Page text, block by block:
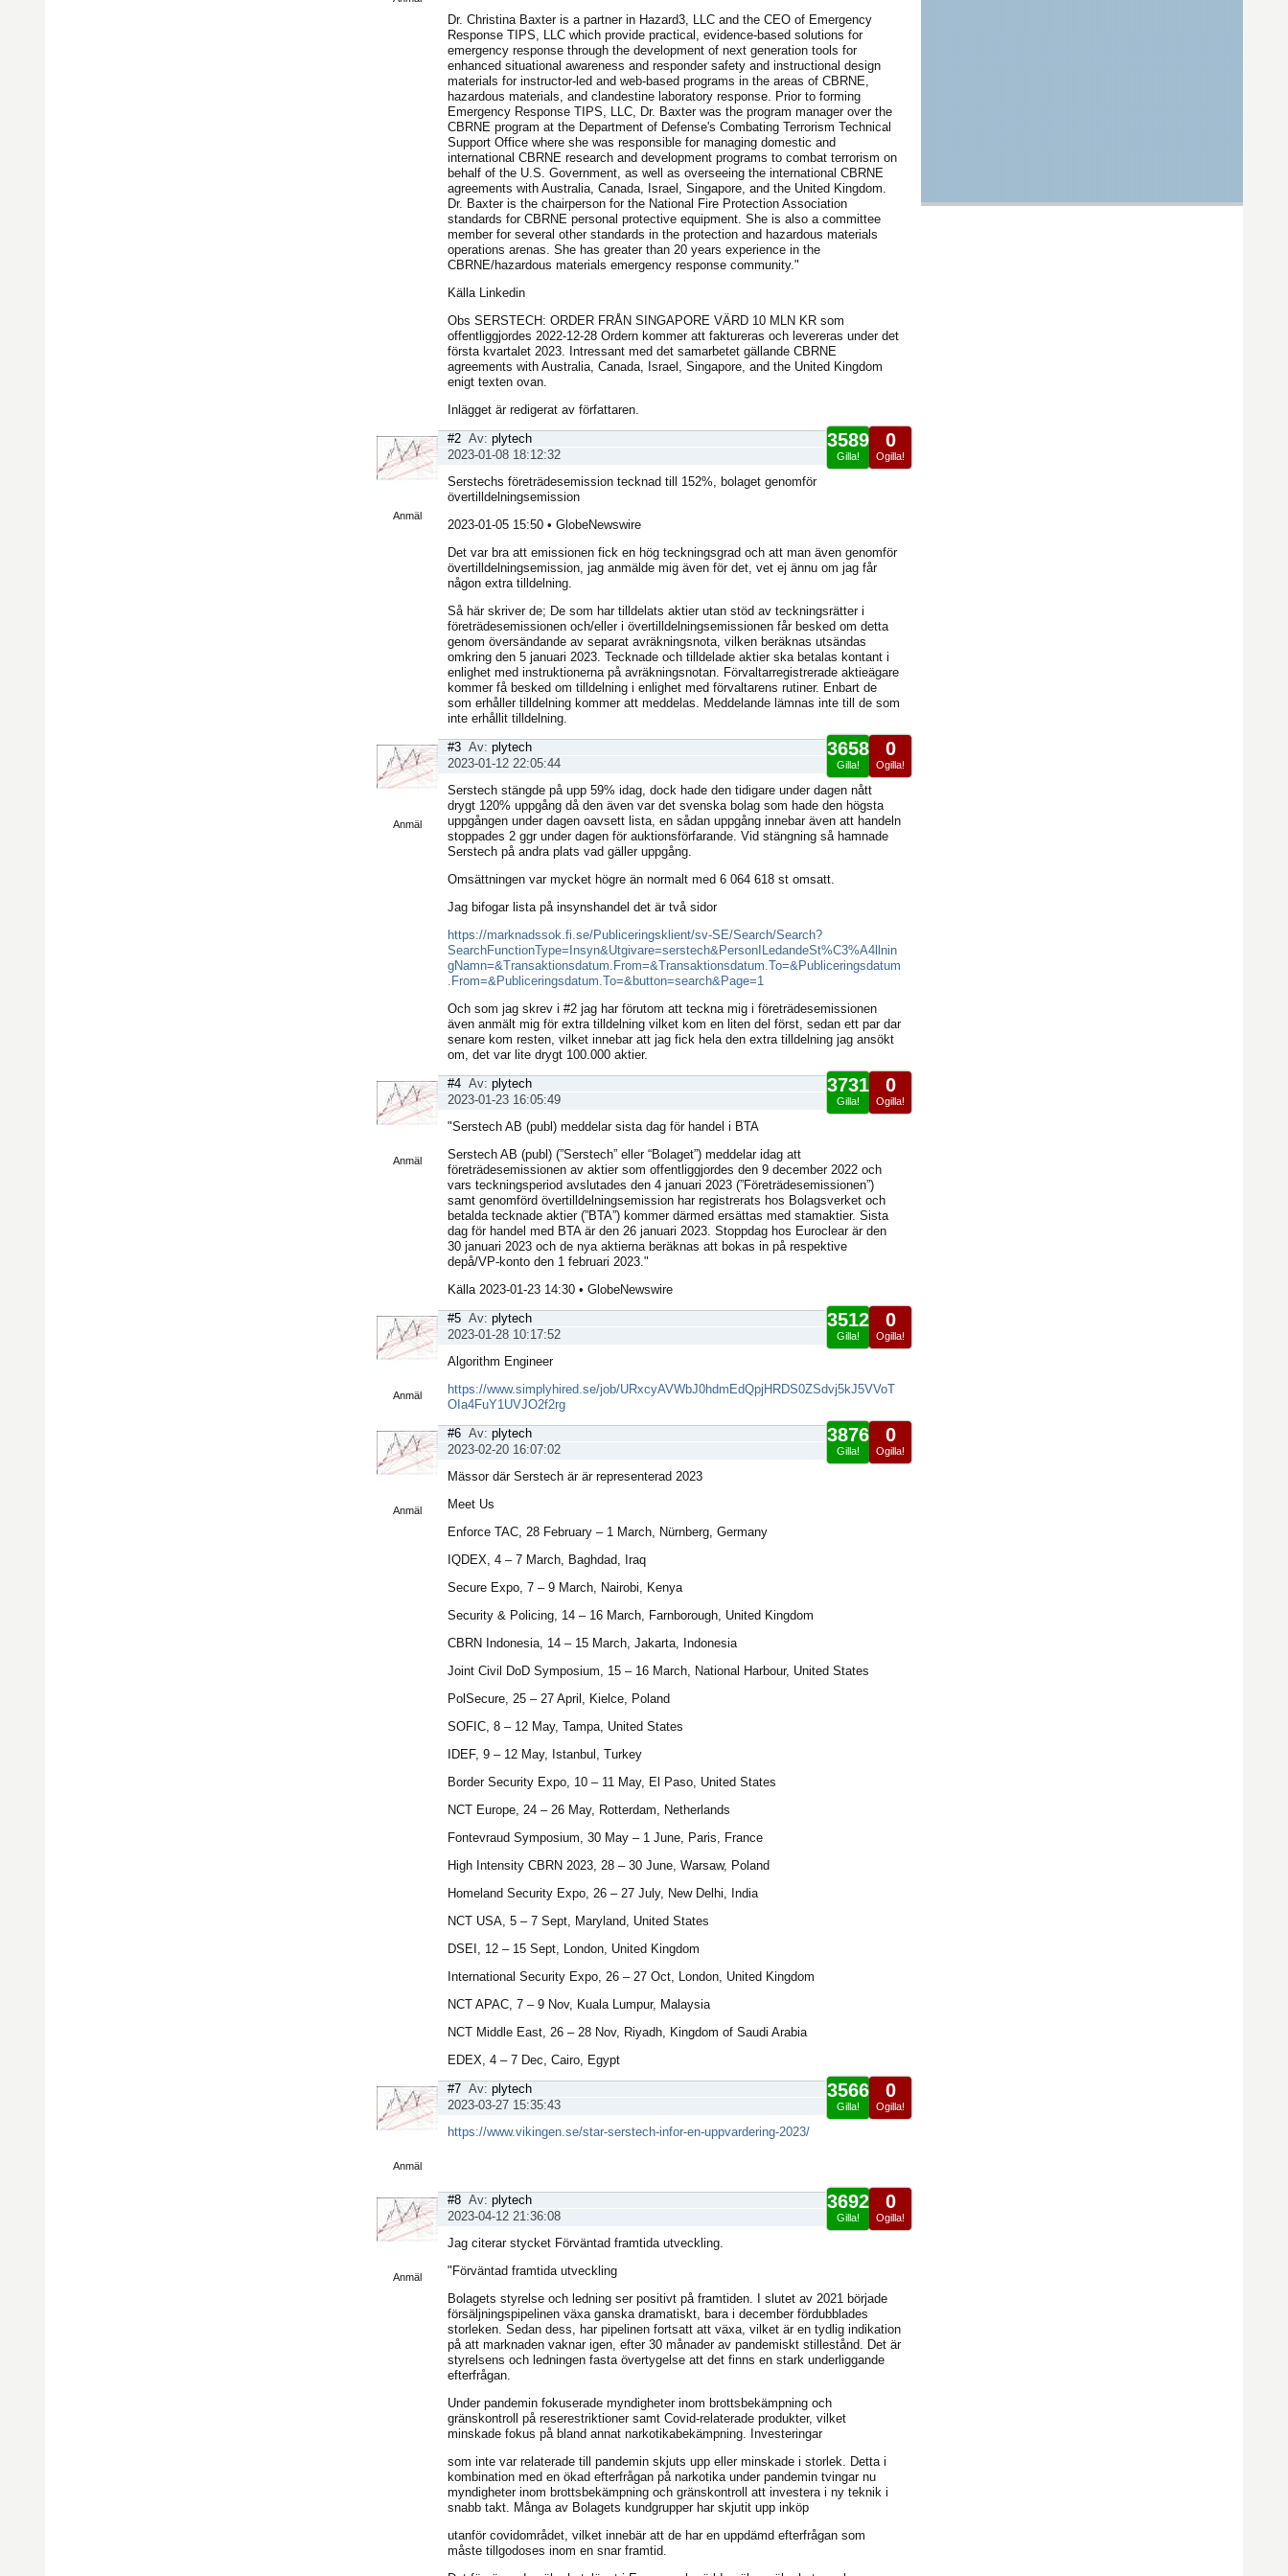
Dr. Christina Baxter is a partner in Hazard3, LLC and the CEO of Emergency
Response TIPS, LLC which provide practical, evidence-based solutions for
emergency response through the development of next generation tools for
enhanced situational awareness and responder safety and instructional design
materials for instructor-led and web-based programs in the areas of CBRNE,
hazardous materials, and clandestine laboratory response. Prior to forming
Emergency Response TIPS, LLC, Dr. Baxter was the program manager over the
CBRNE program at the Department of Defense's Combating Terrorism Technical
Support Office where she was responsible for managing domestic and
international CBRNE research and development programs to combat terrorism on
behalf of the U.S. Government, as well as overseeing the international CBRNE
agreements with Australia, Canada, Israel, Singapore, and the United Kingdom.
Dr. Baxter is the chairperson for the National Fire Protection Association
standards for CBRNE personal protective equipment. She is also a committee
member for several other standards in the protection and hazardous materials
operations arenas. She has greater than 20 years experience in the
CBRNE/hazardous materials emergency response community."
Källa Linkedin
Obs SERSTECH: ORDER FRÅN SINGAPORE VÄRD 10 MLN KR som
offentliggjordes 2022-12-28 Ordern kommer att faktureras och levereras under det
första kvartalet 2023. Intressant med det samarbetet gällande CBRNE
agreements with Australia, Canada, Israel, Singapore, and the United Kingdom
enigt texten ovan.
Inlägget är redigerat av författaren.
Anmäl
0
Ogilla!
3589
Gilla!
#2 Av: plytech
2023-01-08 18:12:32
Serstechs företrädesemission tecknad till 152%, bolaget genomför
övertilldelningsemission
2023-01-05 15:50 • GlobeNewswire
Det var bra att emissionen fick en hög teckningsgrad och att man även genomför
övertilldelningsemission, jag anmälde mig även för det, vet ej ännu om jag får
någon extra tilldelning.
Så här skriver de; De som har tilldelats aktier utan stöd av teckningsrätter i
företrädesemissionen och/eller i övertilldelningsemissionen får besked om detta
genom översändande av separat avräkningsnota, vilken beräknas utsändas
omkring den 5 januari 2023. Tecknade och tilldelade aktier ska betalas kontant i
enlighet med instruktionerna på avräkningsnotan. Förvaltarregistrerade aktieägare
kommer få besked om tilldelning i enlighet med förvaltarens rutiner. Enbart de
som erhåller tilldelning kommer att meddelas. Meddelande lämnas inte till de som
inte erhållit tilldelning.
Anmäl
0
Ogilla!
3658
Gilla!
#3 Av: plytech
2023-01-12 22:05:44
Serstech stängde på upp 59% idag, dock hade den tidigare under dagen nått
drygt 120% uppgång då den även var det svenska bolag som hade den högsta
uppgången under dagen oavsett lista, en sådan uppgång innebar även att handeln
stoppades 2 ggr under dagen för auktionsförfarande. Vid stängning så hamnade
Serstech på andra plats vad gäller uppgång.
Omsättningen var mycket högre än normalt med 6 064 618 st omsatt.
Jag bifogar lista på insynshandel det är två sidor
https://marknadssok.fi.se/Publiceringsklient/sv-SE/Search/Search?
SearchFunctionType=Insyn&Utgivare=serstech&PersonILedandeSt%C3%A4llnin
gNamn=&Transaktionsdatum.From=&Transaktionsdatum.To=&Publiceringsdatum
.From=&Publiceringsdatum.To=&button=search&Page=1
Och som jag skrev i #2 jag har förutom att teckna mig i företrädesemissionen
även anmält mig för extra tilldelning vilket kom en liten del först, sedan ett par dar
senare kom resten, vilket innebar att jag fick hela den extra tilldelning jag ansökt
om, det var lite drygt 100.000 aktier.
Anmäl
0
Ogilla!
3731
Gilla!
#4 Av: plytech
2023-01-23 16:05:49
"Serstech AB (publ) meddelar sista dag för handel i BTA
Serstech AB (publ) (”Serstech” eller “Bolaget”) meddelar idag att
företrädesemissionen av aktier som offentliggjordes den 9 december 2022 och
vars teckningsperiod avslutades den 4 januari 2023 (”Företrädesemissionen”)
samt genomförd övertilldelningsemission har registrerats hos Bolagsverket och
betalda tecknade aktier (”BTA”) kommer därmed ersättas med stamaktier. Sista
dag för handel med BTA är den 26 januari 2023. Stoppdag hos Euroclear är den
30 januari 2023 och de nya aktierna beräknas att bokas in på respektive
depå/VP-konto den 1 februari 2023."
Källa 2023-01-23 14:30 • GlobeNewswire
Anmäl
0
Ogilla!
3512
Gilla!
#5 Av: plytech
2023-01-28 10:17:52
Algorithm Engineer
https://www.simplyhired.se/job/URxcyAVWbJ0hdmEdQpjHRDS0ZSdvj5kJ5VVoT
OIa4FuY1UVJO2f2rg
Anmäl
0
Ogilla!
3876
Gilla!
#6 Av: plytech
2023-02-20 16:07:02
Mässor där Serstech är är representerad 2023
Meet Us
Enforce TAC, 28 February – 1 March, Nürnberg, Germany
IQDEX, 4 – 7 March, Baghdad, Iraq
Secure Expo, 7 – 9 March, Nairobi, Kenya
Security & Policing, 14 – 16 March, Farnborough, United Kingdom
CBRN Indonesia, 14 – 15 March, Jakarta, Indonesia
Joint Civil DoD Symposium, 15 – 16 March, National Harbour, United States
PolSecure, 25 – 27 April, Kielce, Poland
SOFIC, 8 – 12 May, Tampa, United States
IDEF, 9 – 12 May, Istanbul, Turkey
Border Security Expo, 10 – 11 May, El Paso, United States
NCT Europe, 24 – 26 May, Rotterdam, Netherlands
Fontevraud Symposium, 30 May – 1 June, Paris, France
High Intensity CBRN 2023, 28 – 30 June, Warsaw, Poland
Homeland Security Expo, 26 – 27 July, New Delhi, India
NCT USA, 5 – 7 Sept, Maryland, United States
DSEI, 12 – 15 Sept, London, United Kingdom
International Security Expo, 26 – 27 Oct, London, United Kingdom
NCT APAC, 7 – 9 Nov, Kuala Lumpur, Malaysia
NCT Middle East, 26 – 28 Nov, Riyadh, Kingdom of Saudi Arabia
EDEX, 4 – 7 Dec, Cairo, Egypt
Anmäl
0
Ogilla!
3566
Gilla!
#7 Av: plytech
2023-03-27 15:35:43
https://www.vikingen.se/star-serstech-infor-en-uppvardering-2023/
Anmäl
0
Ogilla!
3692
Gilla!
#8 Av: plytech
2023-04-12 21:36:08
Jag citerar stycket Förväntad framtida utveckling.
"Förväntad framtida utveckling
Bolagets styrelse och ledning ser positivt på framtiden. I slutet av 2021 började
försäljningspipelinen växa ganska dramatiskt, bara i december fördubblades
storleken. Sedan dess, har pipelinen fortsatt att växa, vilket är en tydlig indikation
på att marknaden vaknar igen, efter 30 månader av pandemiskt stillestånd. Det är
styrelsens och ledningen fasta övertygelse att det finns en stark underliggande
efterfrågan.
Under pandemin fokuserade myndigheter inom brottsbekämpning och
gränskontroll på reserestriktioner samt Covid-relaterade produkter, vilket
minskade fokus på bland annat narkotikabekämpning. Investeringar
som inte var relaterade till pandemin skjuts upp eller minskade i storlek. Detta i
kombination med en ökad efterfrågan på narkotika under pandemin tvingar nu
myndigheter inom brottsbekämpning och gränskontroll att investera i ny teknik i
snabb takt. Många av Bolagets kundgrupper har skjutit upp inköp
utanför covidområdet, vilket innebär att de har en uppdämd efterfrågan som
måste tillgodoses inom en snar framtid.